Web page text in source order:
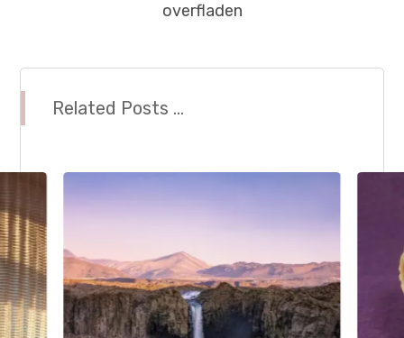
overfladen
Related Posts ...